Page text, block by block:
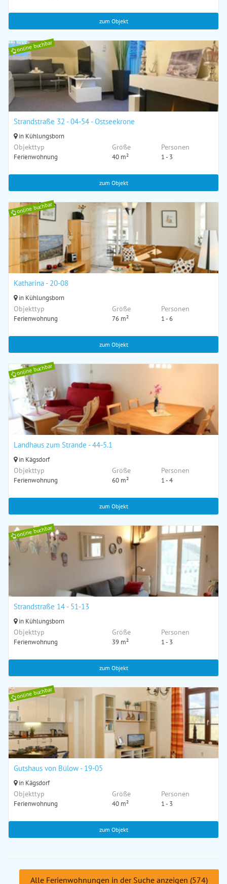
zum Objekt
online buchbar
Strandstraße 32 - 04-54 - Ostseekrone
in Kühlungsborn
Objekttyp
Ferienwohnung
Größe
40 m²
Personen
1 - 3
zum Objekt
online buchbar
Katharina - 20-08
in Kühlungsborn
Objekttyp
Ferienwohnung
Größe
76 m²
Personen
1 - 6
zum Objekt
online buchbar
Landhaus zum Strande - 44-5.1
in Kägsdorf
Objekttyp
Ferienwohnung
Größe
60 m²
Personen
1 - 4
zum Objekt
online buchbar
Strandstraße 14 - 51-13
in Kühlungsborn
Objekttyp
Ferienwohnung
Größe
39 m²
Personen
1 - 3
zum Objekt
online buchbar
Gutshaus von Bülow - 19-05
in Kägsdorf
Objekttyp
Ferienwohnung
Größe
40 m²
Personen
1 - 3
zum Objekt
Alle Ferienwohnungen in der Suche anzeigen (574)